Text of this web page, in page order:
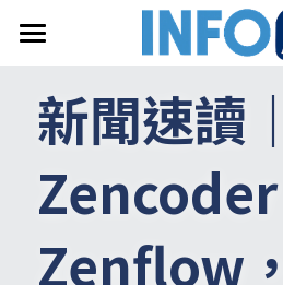
關於InfoAI
訂閱電子報
搜索
新聞速讀｜
Zencoder
Zenflow